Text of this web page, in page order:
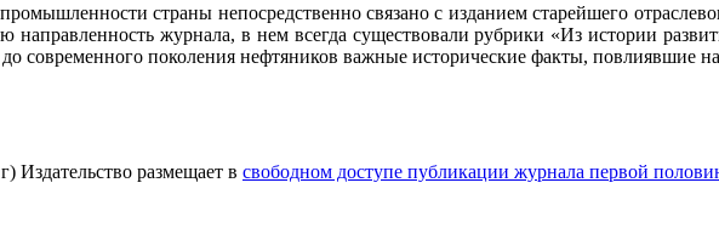
страны непосредственно связано с изданием старейшего
направленность журнала, в нем всегда существовали рубрики «Из истории
современного поколения нефтяников важные исторические факты, повлиявшие
Издательство размещает в свободном доступе публикации журнала первой